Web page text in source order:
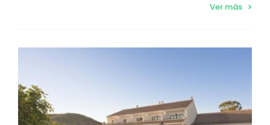
Ver más